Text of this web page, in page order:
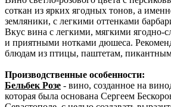
соткан из ярких ягодных тонов, а
земляники, с легкими оттенками
Вкус вина с легкими, мягкими ягодно-
и приятными нотками дюшеса.
блюдам из птицы, паштетам,
Производственные особенности:
Бельбек Розе - вино, созданное на
которая была основана Сергеем